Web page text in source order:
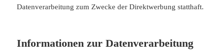
Datenverarbeitung zum Zwecke der Direktwerbung statthaft.
Informationen zur Datenverarbeitung